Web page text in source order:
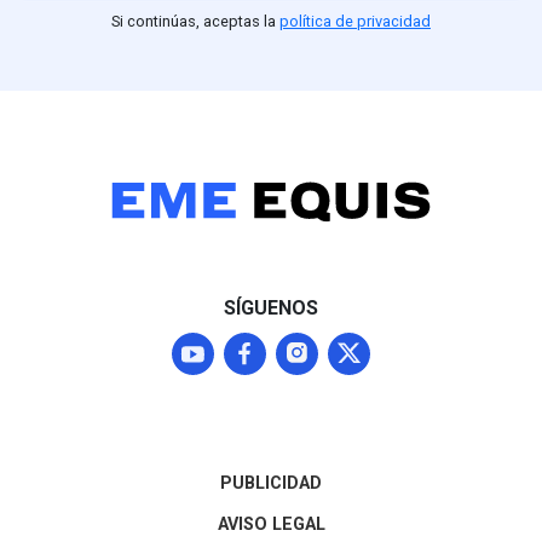
Nacional ordenado por la
negociaciones para
normalizar los envíos que
competitividad
Si continúas, aceptas la política de privacidad
SÍGUENOS
PUBLICIDAD
AVISO LEGAL